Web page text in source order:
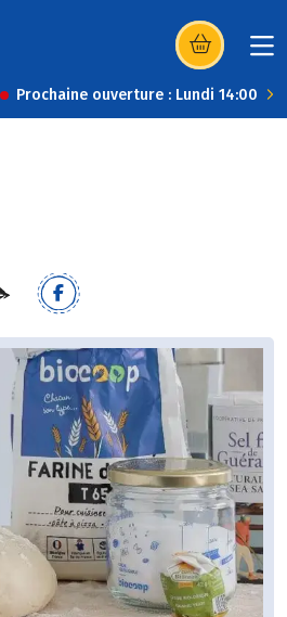
(s’ouvre dans
Prochaine ouverture : Lundi 14:00